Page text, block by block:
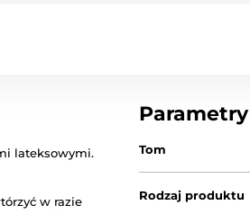
lateksowymi.
w razie
Parametry
Tom
Rodzaj produktu